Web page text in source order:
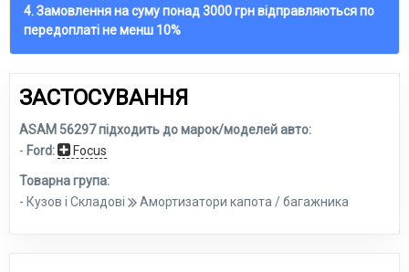
4. Замовлення на суму понад 3000 грн відправляються по
передоплаті не менш 10%
ЗАСТОСУВАННЯ
ASAM 56297 підходить до марок/моделей авто:
- Ford: Focus
Товарна група:
- Кузов і Складові
Амортизатори капота / багажника